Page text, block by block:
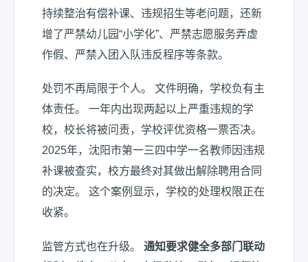
持续整治有偿补课、违规招生等老问题，还新
增了严禁幼儿园“小学化”、严禁志愿服务弄虚
作假、严禁入团入队违反程序等条款。
处罚不再局限于个人。 文件明确，学校负有主
体责任。 一年内出现两起以上严重违规的学
校，校长将被问责，学校评优资格一票否决。
2025年，沈阳市第一三四中学一名教师因违规
补课被查实，校方最终对其做出解除聘用合同
的决定。 这个案例显示，学校的处理权限正在
收紧。
监管方式也在升级。 通知要求健全多部门联动